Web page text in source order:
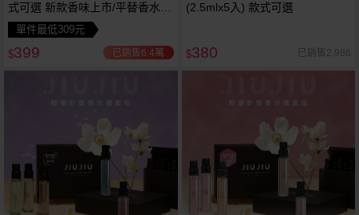
式可選 新款香味上市/平替香水/
大牌香水/大牌平替
單件最低309元
$399 已銷售6.4萬
(2.5mlx5入) 款式可選
$380 已銷售2,986